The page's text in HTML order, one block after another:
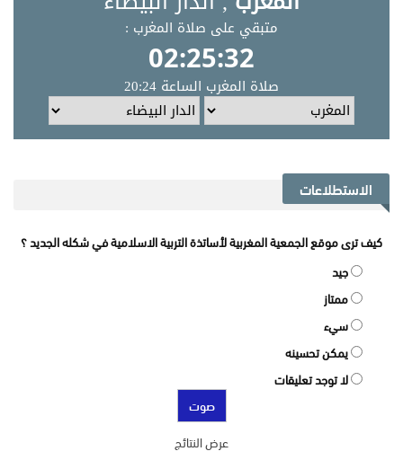
الاستطلاعات
كيف ترى موقع الجمعية المغربية لأساتذة التربية الاسلامية في شكله الجديد ؟
جيد
ممتاز
سيء
يمكن تحسينه
لا توجد تعليقات
عرض النتائج